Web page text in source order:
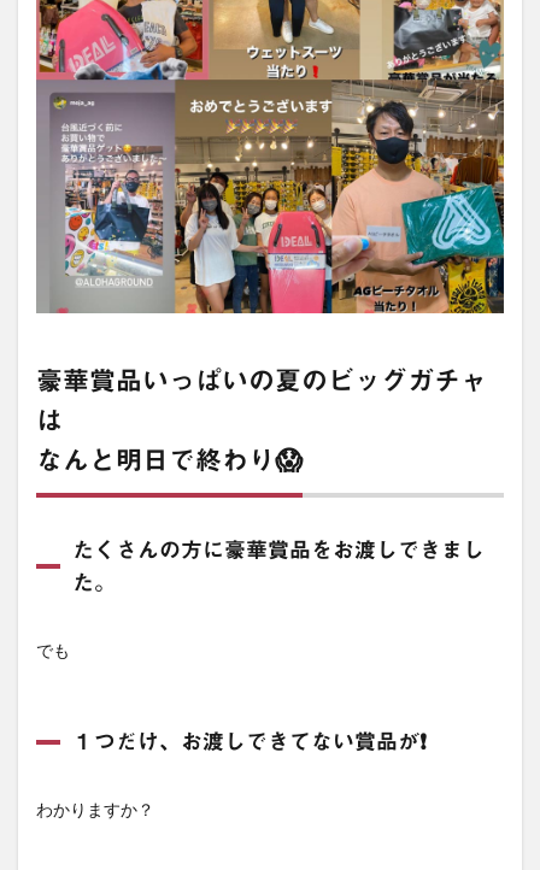
豪華賞品いっぱいの夏のビッグガチャ
は
なんと明日で終わり😱
たくさんの方に豪華賞品をお渡しできまし
た。
でも
１つだけ、お渡しできてない賞品が❗️
わかりますか？